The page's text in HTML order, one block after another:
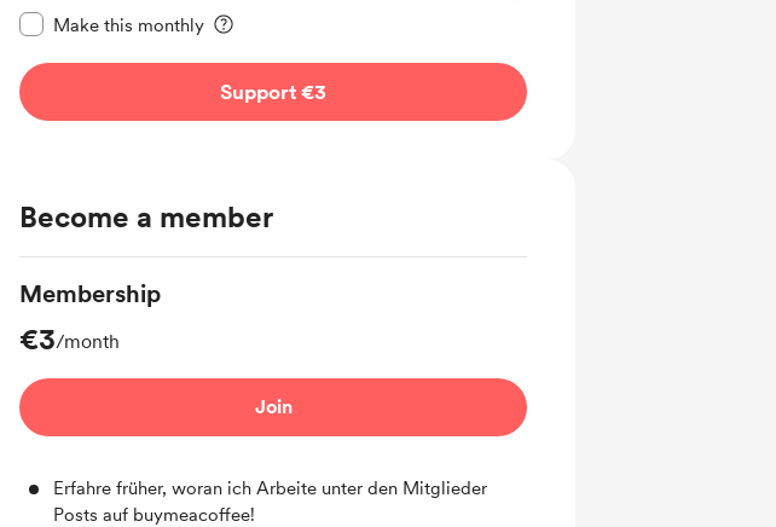
Make this monthly
Support €3
Become a member
Membership
€3/month
Join
Erfahre früher, woran ich Arbeite unter den Mitglieder
Posts auf buymeacoffee!